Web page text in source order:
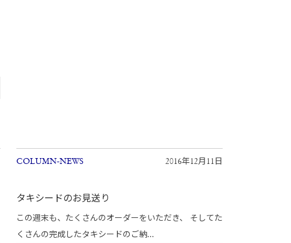
COLUMN-NEWS 2016年12月11日
タキシードのお見送り
この週末も、たくさんのオーダーをいただき、 そしてた
くさんの完成したタキシードのご納...